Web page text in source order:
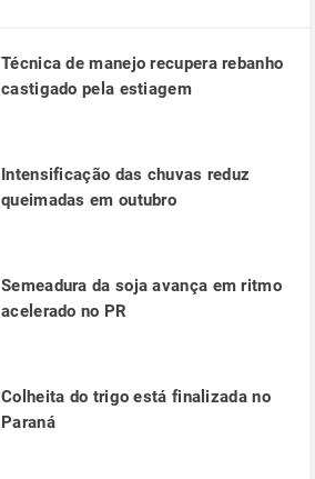
Técnica de manejo recupera rebanho
castigado pela estiagem
Intensificação das chuvas reduz
queimadas em outubro
Semeadura da soja avança em ritmo
acelerado no PR
Colheita do trigo está finalizada no
Paraná